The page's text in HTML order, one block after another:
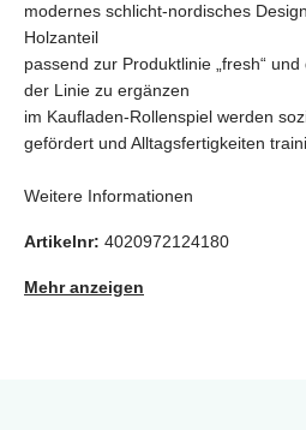
modernes schlicht-nordisches
Holzanteil
passend zur Produktlinie „fresh“
der Linie zu ergänzen
im Kaufladen-Rollenspiel werden
gefördert und Alltagsfertigkeiten
Weitere Informationen
Artikelnr: 4020972124180
Mehr anzeigen